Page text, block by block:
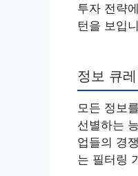
투자 전략
턴을 보입
정보 큐
모든 정보
선별하는
업들의 경
는 필터링